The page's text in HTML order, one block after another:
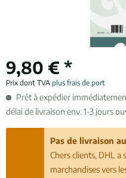
9,80 € *
Prix dont TVA plus frais de port
Prêt à expédier
délai de livraison env. 1-3 jours
Pas de livraison
Chers clients, DHL
marchandises vers